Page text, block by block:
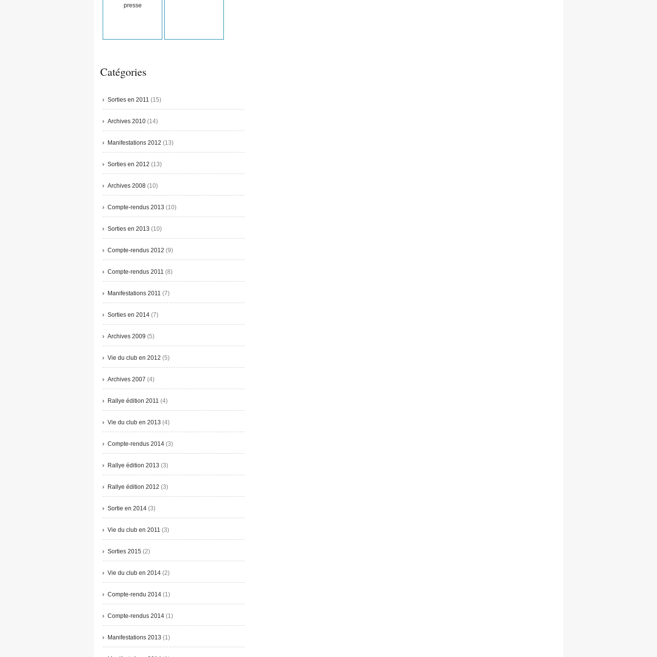
presse
Catégories
Sorties en 2011 (15)
Archives 2010 (14)
Manifestations 2012 (13)
Sorties en 2012 (13)
Archives 2008 (10)
Compte-rendus 2013 (10)
Sorties en 2013 (10)
Compte-rendus 2012 (9)
Compte-rendus 2011 (8)
Manifestations 2011 (7)
Sorties en 2014 (7)
Archives 2009 (5)
Vie du club en 2012 (5)
Archives 2007 (4)
Rallye édition 2011 (4)
Vie du club en 2013 (4)
Compte-rendus 2014 (3)
Rallye édition 2013 (3)
Rallye édition 2012 (3)
Sortie en 2014 (3)
Vie du club en 2011 (3)
Sorties 2015 (2)
Vie du club en 2014 (2)
Compte-rendu 2014 (1)
Compte-rendus 2014 (1)
Manifestations 2013 (1)